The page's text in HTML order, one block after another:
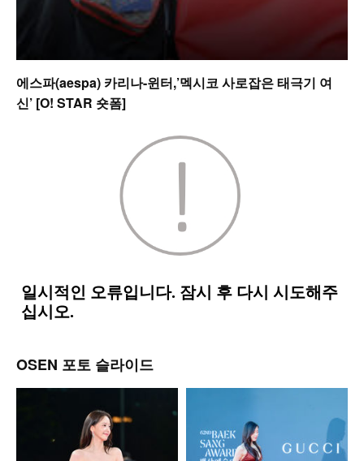
에스파(aespa) 카리나-윈터,’멕시코 사로잡은 태극기 여
신’ [O! STAR 숏폼]
OSEN 포토 슬라이드